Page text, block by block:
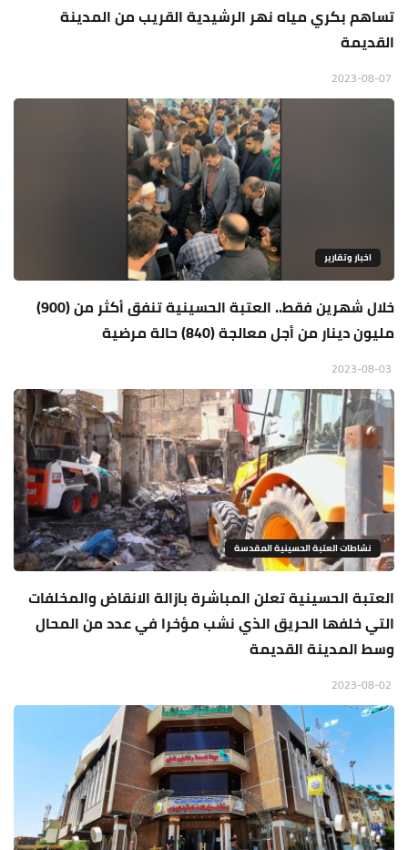
تساهم بكري مياه نهر الرشيدية القريب من المدينة
القديمة
اخبار وتقارير
خلال شهرين فقط.. العتبة الحسينية تنفق أكثر من (900)
مليون دينار من أجل معالجة (840) حالة مرضية
نشاطات العتبة الحسينية المقدسة
العتبة الحسينية تعلن المباشرة بازالة الانقاض والمخلفات
التي خلفها الحريق الذي نشب مؤخرا في عدد من المحال
وسط المدينة القديمة